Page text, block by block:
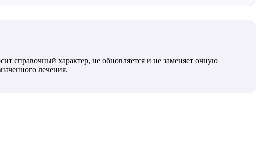
справочный характер, не обновляется и не заменяет очную
лечения.